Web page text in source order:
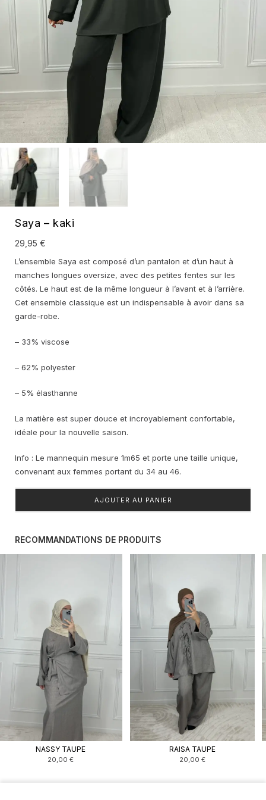
Saya – kaki
29,95 €
L’ensemble Saya est composé d’un pantalon et d’un haut à
manches longues oversize, avec des petites fentes sur les
côtés. Le haut est de la même longueur à l’avant et à l’arrière.
Cet ensemble classique est un indispensable à avoir dans sa
garde-robe.
– 33% viscose
– 62% polyester
– 5% élasthanne
La matière est super douce et incroyablement confortable,
idéale pour la nouvelle saison.
Info : Le mannequin mesure 1m65 et porte une taille unique,
convenant aux femmes portant du 34 au 46.
AJOUTER AU PANIER
RECOMMANDATIONS DE PRODUITS
NASSY TAUPE
20,00 €
RAISA TAUPE
20,00 €